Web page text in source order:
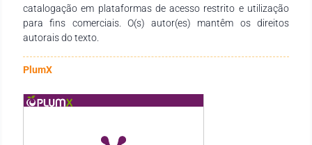
catalogação em plataformas de acesso restrito e utilização
para fins comerciais. O(s) autor(es) mantêm os direitos
autorais do texto.
PlumX